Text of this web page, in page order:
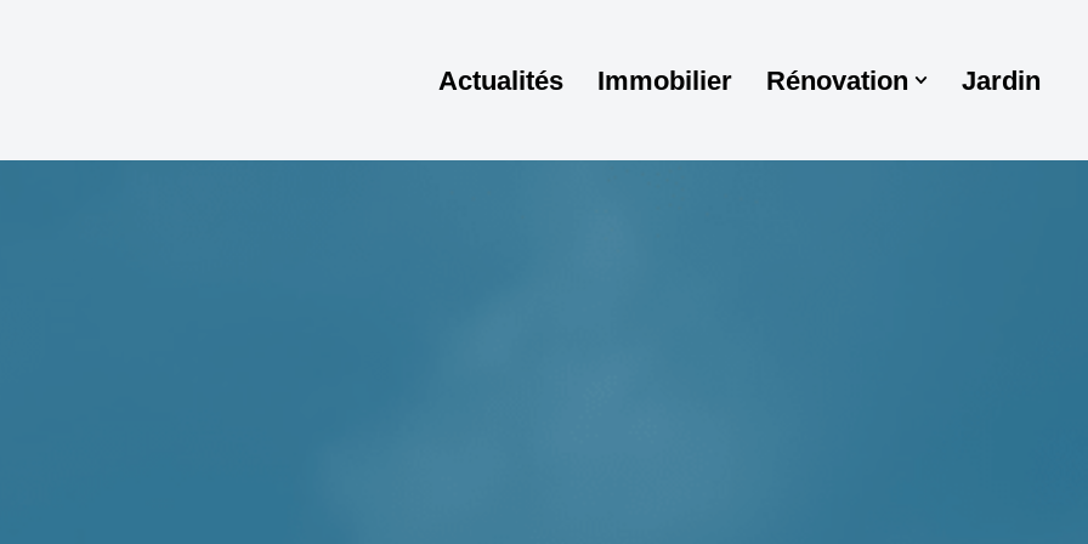
Actualités Immobilier Rénovation Jardin